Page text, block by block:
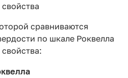
сравниваются
по шкале Роквелла